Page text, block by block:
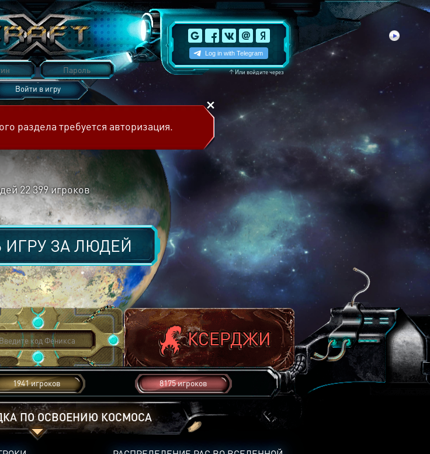
↑Или войдите через
Войти в игру
раздела требуется авторизация.
22 399игроков
ИГРУ ЗАЛЮДЕЙ
1941 игроков 8175 игроков
ПО ОСВОЕНИЮ КОСМОСА